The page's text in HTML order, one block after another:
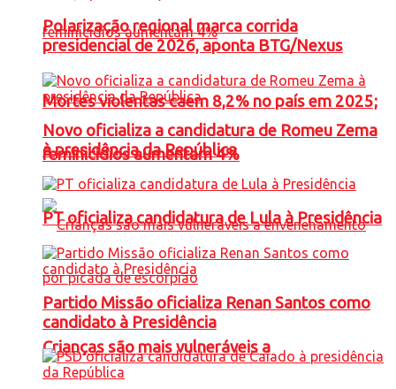
Mortes violentas caem 8,2% no país em 2025;
feminicídios aumentam 4%
Crianças são mais vulneráveis a
Polarização regional marca corrida
presidencial de 2026, aponta BTG/Nexus
Novo oficializa a candidatura de Romeu Zema
à presidência da República
PT oficializa candidatura de Lula à Presidência
Partido Missão oficializa Renan Santos como
candidato à Presidência